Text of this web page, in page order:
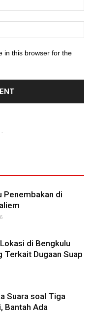
in this browser for the
-
Penembakan di
di Bengkulu
Terkait Dugaan Suap
Suara soal Tiga
Bantah Ada